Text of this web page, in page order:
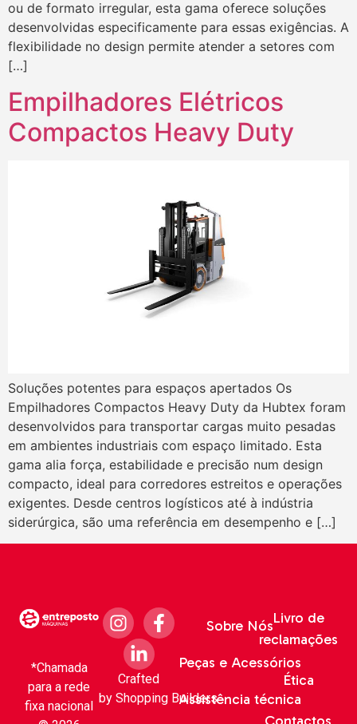
ou de formato irregular, esta gama oferece soluções
desenvolvidas especificamente para essas exigências. A
flexibilidade no design permite atender a setores com
[…]
Empilhadores Elétricos
Compactos Heavy Duty
Soluções potentes para espaços apertados Os
Empilhadores Compactos Heavy Duty da Hubtex foram
desenvolvidos para transportar cargas muito pesadas
em ambientes industriais com espaço limitado. Esta
gama alia força, estabilidade e precisão num design
compacto, ideal para corredores estreitos e operações
exigentes. Desde centros logísticos até à indústria
siderúrgica, são uma referência em desempenho e […]
*Chamada
para a rede
fixa nacional
Sobre Nós
Peças e Acessórios
Assistência técnica
Livro de
reclamações
Ética
Crafted
by Shopping Builders